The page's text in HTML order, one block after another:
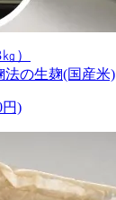
）
法の生麹(国産米)
円)